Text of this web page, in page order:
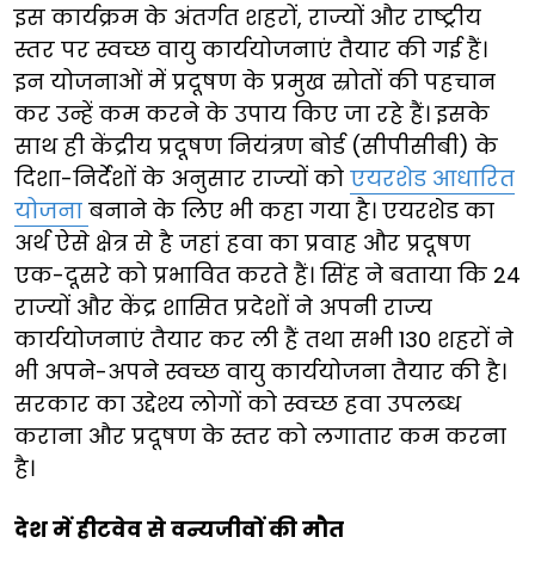
इस कार्यक्रम के अंतर्गत शहरों, राज्यों और राष्ट्रीय
स्तर पर स्वच्छ वायु कार्ययोजनाएं तैयार की गई हैं।
इन योजनाओं में प्रदूषण के प्रमुख स्रोतों की पहचान
कर उन्हें कम करने के उपाय किए जा रहे हैं। इसके
साथ ही केंद्रीय प्रदूषण नियंत्रण बोर्ड (सीपीसीबी) के
दिशा-निर्देशों के अनुसार राज्यों को एयरशेड आधारित
योजना बनाने के लिए भी कहा गया है। एयरशेड का
अर्थ ऐसे क्षेत्र से है जहां हवा का प्रवाह और प्रदूषण
एक-दूसरे को प्रभावित करते हैं। सिंह ने बताया कि 24
राज्यों और केंद्र शासित प्रदेशों ने अपनी राज्य
कार्ययोजनाएं तैयार कर ली हैं तथा सभी 130 शहरों ने
भी अपने-अपने स्वच्छ वायु कार्ययोजना तैयार की है।
सरकार का उद्देश्य लोगों को स्वच्छ हवा उपलब्ध
कराना और प्रदूषण के स्तर को लगातार कम करना
है।
देश में हीटवेव से वन्यजीवों की मौत